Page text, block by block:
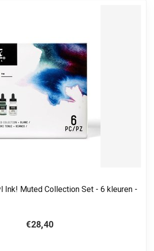
Ink! Muted Collection Set - 6 kleuren -
€28,40